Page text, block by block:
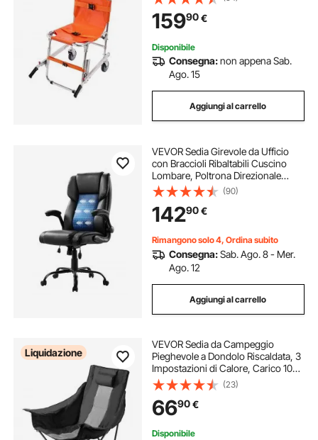
Rotelle Trasporto di Emergenza
Portatile Pieghevole per Anziani
Disabili Pompiere
15990€
Disponibile
Consegna:non appena Sab.
Ago. 15
Aggiungi al carrello
VEVOR Sedia Girevole da Ufficio
con Braccioli Ribaltabili Cuscino
Lombare, Poltrona Direzionale
Ergonomica, Sedile da Ufficio in
Pelle PU, Carico max. 136,08 kg
Altezza Regolabile, Sedia da Studio
(90)
14290€
Rimangono solo 4, Ordina subito
Consegna:Sab. Ago. 8 - Mer.
Ago. 12
Aggiungi al carrello
Liquidazione
VEVOR Sedia da Campeggio
Pieghevole a Dondolo Riscaldata, 3
Impostazioni di Calore, Carico 102
kg, Sdraio Imbottita Portatile per
Esterni con Tasca Portabicchieri,
per Giardino, Viaggio
(23)
6690€
Disponibile